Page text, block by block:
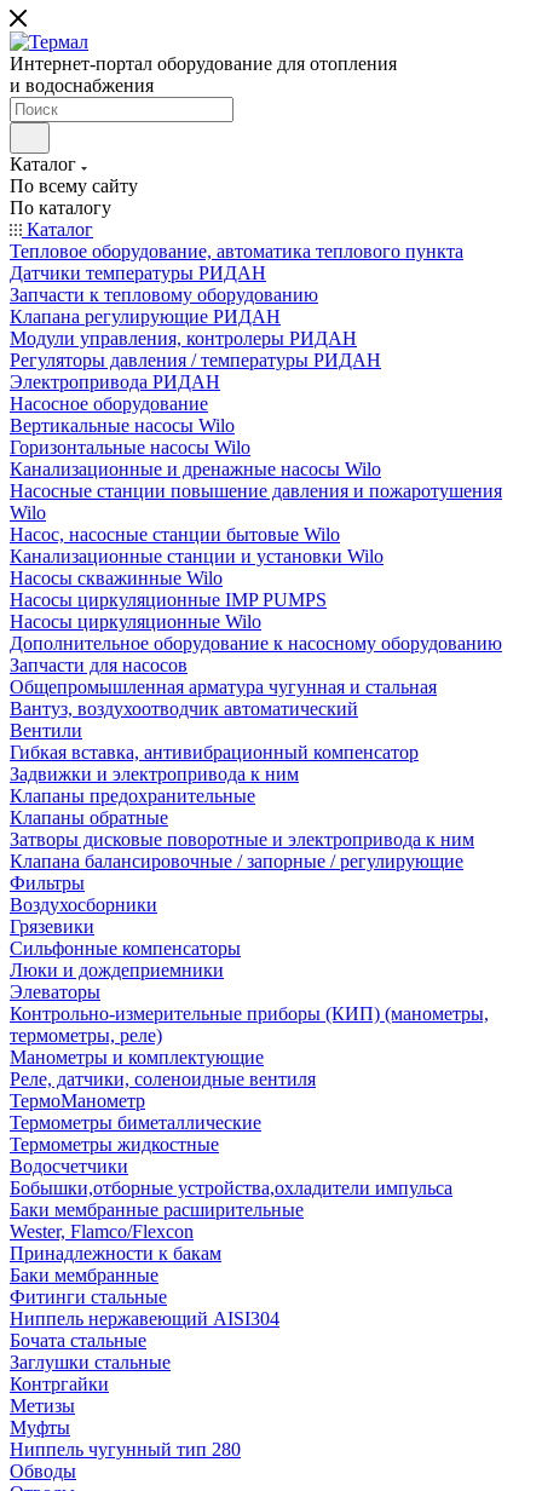
Интернет-портал оборудование для отопления
и водоснабжения
Каталог
По всему сайту
По каталогу
Каталог
Тепловое оборудование, автоматика теплового пункта
Датчики температуры РИДАН
Запчасти к тепловому оборудованию
Клапана регулирующие РИДАН
Модули управления, контролеры РИДАН
Регуляторы давления / температуры РИДАН
Электропривода РИДАН
Насосное оборудование
Вертикальные насосы Wilo
Горизонтальные насосы Wilo
Канализационные и дренажные насосы Wilo
Насосные станции повышение давления и пожаротушения
Wilo
Насос, насосные станции бытовые Wilo
Канализационные станции и установки Wilo
Насосы скважинные Wilo
Насосы циркуляционные IMP PUMPS
Насосы циркуляционные Wilo
Дополнительное оборудование к насосному оборудованию
Запчасти для насосов
Общепромышленная арматура чугунная и стальная
Вантуз, воздухоотводчик автоматический
Вентили
Гибкая вставка, антивибрационный компенсатор
Задвижки и электропривода к ним
Клапаны предохранительные
Клапаны обратные
Затворы дисковые поворотные и электропривода к ним
Клапана балансировочные / запорные / регулирующие
Фильтры
Воздухосборники
Грязевики
Сильфонные компенсаторы
Люки и дождеприемники
Элеваторы
Контрольно-измерительные приборы (КИП) (манометры,
термометры, реле)
Манометры и комплектующие
Реле, датчики, соленоидные вентиля
ТермоМанометр
Термометры биметаллические
Термометры жидкостные
Водосчетчики
Бобышки,отборные устройства,охладители импульса
Баки мембранные расширительные
Wester, Flamco/Flexcon
Принадлежности к бакам
Баки мембранные
Фитинги стальные
Ниппель нержавеющий AISI304
Бочата стальные
Заглушки стальные
Контргайки
Метизы
Муфты
Ниппель чугунный тип 280
Обводы